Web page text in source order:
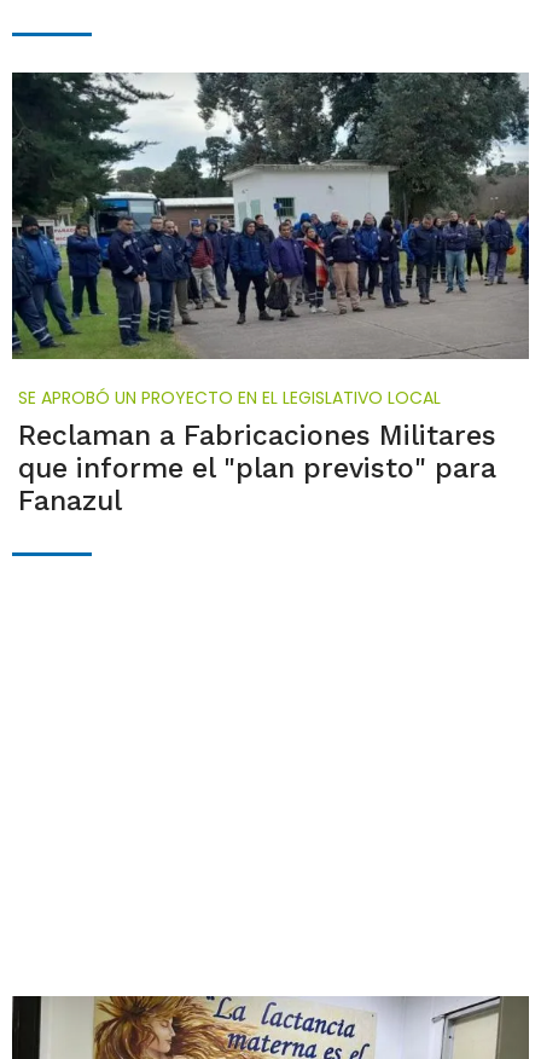
SE APROBÓ UN PROYECTO EN EL LEGISLATIVO LOCAL
Reclaman a Fabricaciones Militares
que informe el "plan previsto" para
Fanazul